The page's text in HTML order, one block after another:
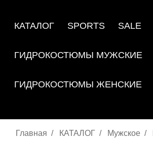
КАТАЛОГ SPORTS SALE
ГИДРОКОСТЮМЫ МУЖСКИЕ
ГИДРОКОСТЮМЫ ЖЕНСКИЕ
Главная КАТАЛОГ Мужское